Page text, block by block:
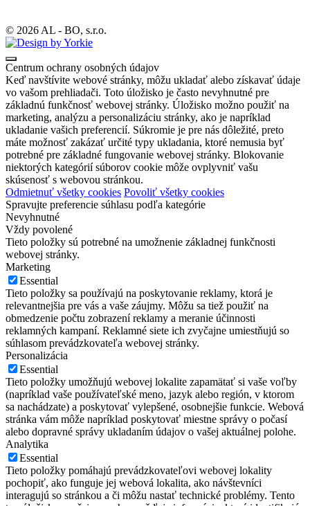
© 2026 AL - BO, s.r.o.
Centrum ochrany osobných údajov
Keď navštívite webové stránky, môžu ukladať alebo získavať údaje
vo vašom prehliadači. Toto úložisko je často nevyhnutné pre
základnú funkčnosť webovej stránky. Úložisko možno použiť na
marketing, analýzu a personalizáciu stránky, ako je napríklad
ukladanie vašich preferencií. Súkromie je pre nás dôležité, preto
máte možnosť zakázať určité typy ukladania, ktoré nemusia byť
potrebné pre základné fungovanie webovej stránky. Blokovanie
niektorých kategórií súborov cookie môže ovplyvniť vašu
skúsenosť s webovou stránkou.
Odmietnuť všetky cookies Povoliť všetky cookies
Spravujte preferencie súhlasu podľa kategórie
Nevyhnutné
Vždy povolené
Tieto položky sú potrebné na umožnenie základnej funkčnosti
webovej stránky.
Marketing
Essential
Tieto položky sa používajú na poskytovanie reklamy, ktorá je
relevantnejšia pre vás a vaše záujmy. Môžu sa tiež použiť na
obmedzenie počtu zobrazení reklamy a meranie účinnosti
reklamných kampaní. Reklamné siete ich zvyčajne umiestňujú so
súhlasom prevádzkovateľa webovej stránky.
Personalizácia
Essential
Tieto položky umožňujú webovej lokalite zapamätať si vaše voľby
(napríklad vaše používateľské meno, jazyk alebo región, v ktorom
sa nachádzate) a poskytovať vylepšené, osobnejšie funkcie. Webová
stránka vám môže napríklad poskytovať miestne správy o počasí
alebo dopravné správy ukladaním údajov o vašej aktuálnej polohe.
Analytika
Essential
Tieto položky pomáhajú prevádzkovateľovi webovej lokality
pochopiť, ako funguje jej webová lokalita, ako návštevníci
interagujú so stránkou a či môžu nastať technické problémy. Tento